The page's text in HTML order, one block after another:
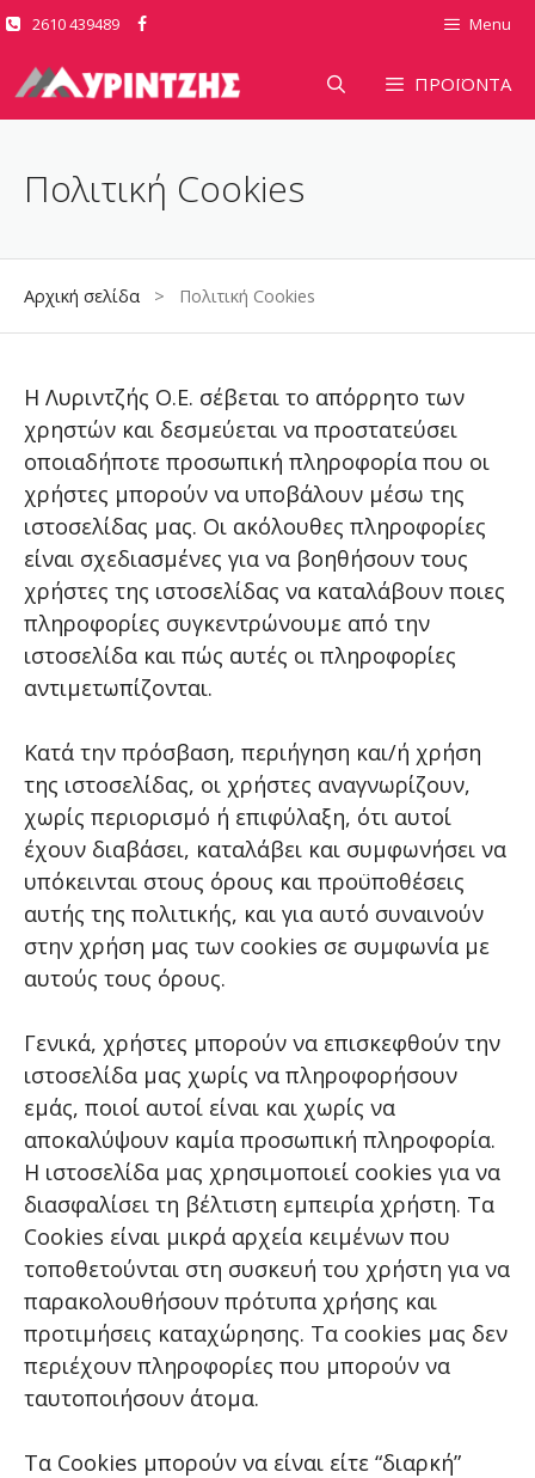
Μετάβαση
περιεχόμενο
2610 439489 Menu
ΠΡΟΪΟΝΤΑ
Πολιτική Cookies
Αρχική σελίδα > Πολιτική Cookies
H Λυριντζής Ο.Ε. σέβεται το απόρρητο των
χρηστών και δεσμεύεται να προστατεύσει
οποιαδήποτε προσωπική πληροφορία που οι
χρήστες μπορούν να υποβάλουν μέσω της
ιστοσελίδας μας. Οι ακόλουθες πληροφορίες
είναι σχεδιασμένες για να βοηθήσουν τους
χρήστες της ιστοσελίδας να καταλάβουν ποιες
πληροφορίες συγκεντρώνουμε από την
ιστοσελίδα και πώς αυτές οι πληροφορίες
αντιμετωπίζονται.
Κατά την πρόσβαση, περιήγηση και/ή χρήση
της ιστοσελίδας, οι χρήστες αναγνωρίζουν,
χωρίς περιορισμό ή επιφύλαξη, ότι αυτοί
έχουν διαβάσει, καταλάβει και συμφωνήσει να
υπόκεινται στους όρους και προϋποθέσεις
αυτής της πολιτικής, και για αυτό συναινούν
στην χρήση μας των cookies σε συμφωνία με
αυτούς τους όρους.
Γενικά, χρήστες μπορούν να επισκεφθούν την
ιστοσελίδα μας χωρίς να πληροφορήσουν
εμάς, ποιοί αυτοί είναι και χωρίς να
αποκαλύψουν καμία προσωπική πληροφορία.
Η ιστοσελίδα μας χρησιμοποιεί cookies για να
διασφαλίσει τη βέλτιστη εμπειρία χρήστη. Τα
Cookies είναι μικρά αρχεία κειμένων που
τοποθετούνται στη συσκευή του χρήστη για να
παρακολουθήσουν πρότυπα χρήσης και
προτιμήσεις καταχώρησης. Τα cookies μας δεν
περιέχουν πληροφορίες που μπορούν να
ταυτοποιήσουν άτομα.
Τα Cookies μπορούν να είναι είτε “διαρκή”